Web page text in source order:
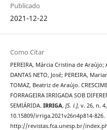
Publicado
2021-12-22
Como Citar
PEREIRA, Márcia Cristina de
DANTAS NETO, José; PEREIRA,
TOMAZ, Beatriz de Araújo.
FORRAGEIRA IRRIGADA SOB
SEMIÁRIDA. IRRIGA, [S. l.], v. 26, n.
10.15809/irriga.2021v26n4p814-
http://revistas.fca.unesp.br/